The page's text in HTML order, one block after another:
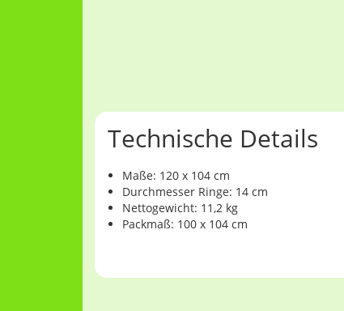
Technische Details
Maße: 120 x 104 cm
Durchmesser Ringe: 14 cm
Nettogewicht: 11,2 kg
Packmaß: 100 x 104 cm